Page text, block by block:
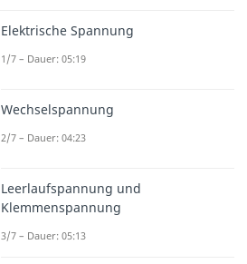
Elektrische Spannung
1/7 – Dauer: 05:19
Wechselspannung
2/7 – Dauer: 04:23
Leerlaufspannung und
Klemmenspannung
3/7 – Dauer: 05:13